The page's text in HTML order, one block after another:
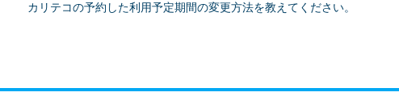
カリテコの予約した利用予定期間の変更方法を教えてください。